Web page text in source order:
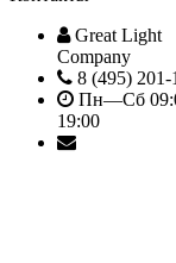
Great Light
Company
8 (495) 201-
Пн—Сб
19:00